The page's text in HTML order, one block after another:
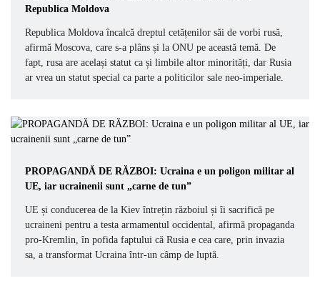
Republica Moldova
Republica Moldova încalcă dreptul cetățenilor săi de vorbi rusă,
afirmă Moscova, care s-a plâns și la ONU pe această temă. De
fapt, rusa are același statut ca și limbile altor minorități, dar Rusia
ar vrea un statut special ca parte a politicilor sale neo-imperiale.
PROPAGANDĂ DE RĂZBOI: Ucraina e un poligon militar al
UE, iar ucrainenii sunt „carne de tun”
UE și conducerea de la Kiev întrețin războiul și îi sacrifică pe
ucraineni pentru a testa armamentul occidental, afirmă propaganda
pro-Kremlin, în pofida faptului că Rusia e cea care, prin invazia
sa, a transformat Ucraina într-un câmp de luptă.